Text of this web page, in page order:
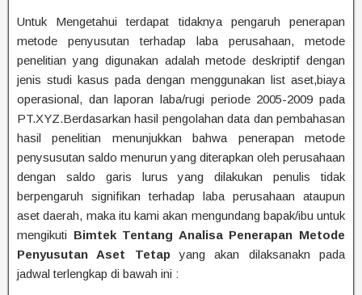
Untuk Mengetahui terdapat tidaknya pengaruh penerapan
metode penyusutan terhadap laba perusahaan, metode
penelitian yang digunakan adalah metode deskriptif dengan
jenis studi kasus pada dengan menggunakan list aset,biaya
operasional, dan laporan laba/rugi periode 2005-2009 pada
PT.XYZ.Berdasarkan hasil pengolahan data dan pembahasan
hasil penelitian menunjukkan bahwa penerapan metode
penysusutan saldo menurun yang diterapkan oleh perusahaan
dengan saldo garis lurus yang dilakukan penulis tidak
berpengaruh signifikan terhadap laba perusahaan ataupun
aset daerah, maka itu kami akan mengundang bapak/ibu untuk
mengikuti Bimtek Tentang Analisa Penerapan Metode
Penyusutan Aset Tetap yang akan dilaksanakn pada
jadwal terlengkap di bawah ini :